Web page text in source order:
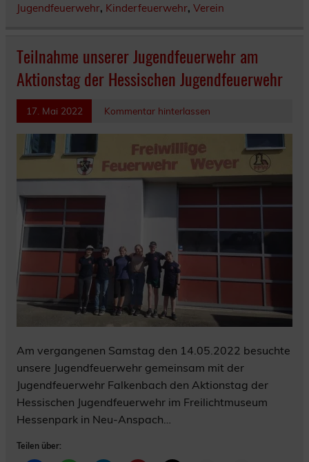
Jugendfeuerwehr, Kinderfeuerwehr, Verein
Teilnahme unserer Jugendfeuerwehr am
Aktionstag der Hessischen Jugendfeuerwehr
17. Mai 2022 Kommentar hinterlassen
Am vergangenen Samstag den 14.05.2022 besuchte
unsere Jugendfeuerwehr gemeinsam mit der
Jugendfeuerwehr Falkenbach den Aktionstag der
Hessischen Jugendfeuerwehr im Freilichtmuseum
Hessenpark in Neu-Anspach…
Teilen über: